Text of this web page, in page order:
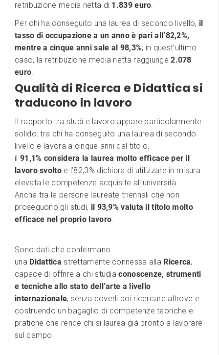
retribuzione media netta di 1.839 euro.
Per chi ha conseguito una laurea di secondo livello, il
tasso di occupazione a un anno è pari all’82,2%,
mentre a cinque anni sale al 98,3%; in quest’ultimo
caso, la retribuzione media netta raggiunge2.078
euro.
Qualità di Ricerca e Didattica si
traducono in lavoro
Il rapporto tra studi e lavoro appare particolarmente
solido: tra chi ha conseguito una laurea di secondo
livello e lavora a cinque anni dal titolo,
il 91,1% considera la laurea molto efficace per il
lavoro svoltoe l’82,3% dichiara di utilizzare in misura
elevata le competenze acquisite all’università.
Anche tra le persone laureate triennali che non
proseguono gli studi, il 93,9% valuta il titolo molto
efficace nel proprio lavoro.
Sono dati che confermano
una Didatticastrettamente connessa alla Ricerca,
capace di offrire a chi studiaconoscenze, strumenti
e tecniche allo stato dell’arte a livello
internazionale, senza doverli poi ricercare altrove e
costruendo un bagaglio di competenze teoriche e
pratiche che rende chi si laurea già pronto a lavorare
sul campo.